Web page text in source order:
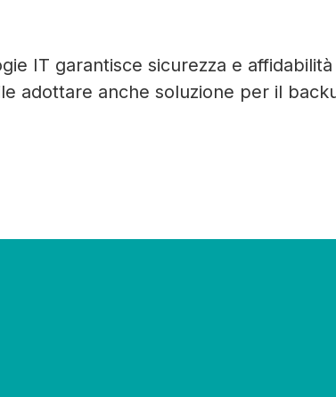
IT garantisce sicurezza e
adottare anche soluzione per il